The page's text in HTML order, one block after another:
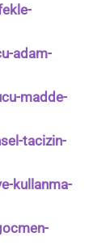
adam-
madde-
tacizin-
kullanma-